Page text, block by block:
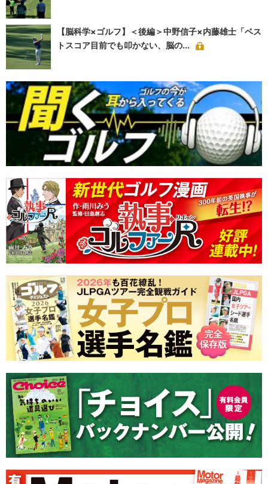
【脳科学×ゴルフ】＜後編＞中野信子×内藤雄士「ベス
トスコア目前でも叩かない、脳の...